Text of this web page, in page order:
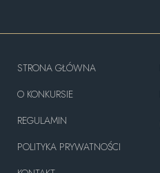
STRONA GŁÓWNA
O KONKURSIE
REGULAMIN
POLITYKA PRYWATNOŚCI